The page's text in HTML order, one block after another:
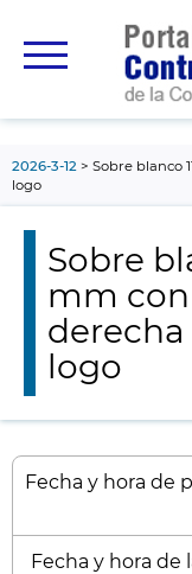
principal
2026-3-12
Sobre blanco
logo
Sobre
mm
logo
Fecha y hora de
Fecha y hora de